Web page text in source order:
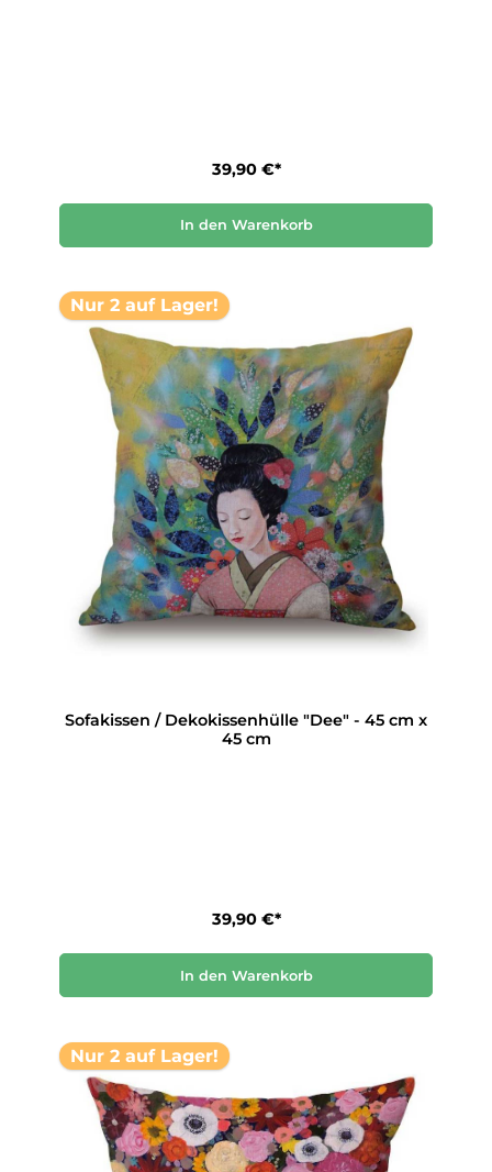
39,90 €*
In den Warenkorb
Nur 2 auf Lager!
Sofakissen / Dekokissenhülle "Dee" - 45 cm x
45 cm
39,90 €*
In den Warenkorb
Nur 2 auf Lager!